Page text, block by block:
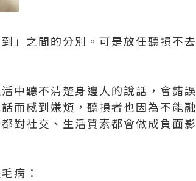
」之間的分別。可是放任聽損不去
中聽不清楚身邊人的說話，會錯誤
而感到嫌煩，聽損者也因為不能融
對社交、生活質素都會做成負面影
病：